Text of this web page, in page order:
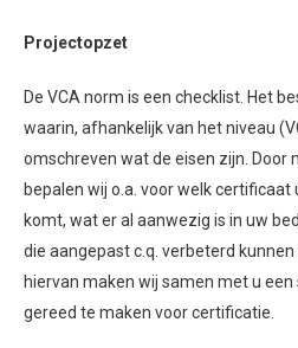
Projectopzet
De VCA norm is een checklist. Het
waarin, afhankelijk van het niveau
omschreven wat de eisen zijn. Door
bepalen wij o.a. voor welk
komt, wat er al aanwezig is in uw
die aangepast c.q. verbeterd
hiervan maken wij samen met u
gereed te maken voor certificatie.